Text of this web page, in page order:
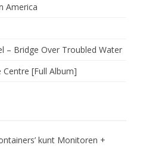
America
– Bridge Over Troubled Water
Centre [Full Album]
kunt Monitoren +